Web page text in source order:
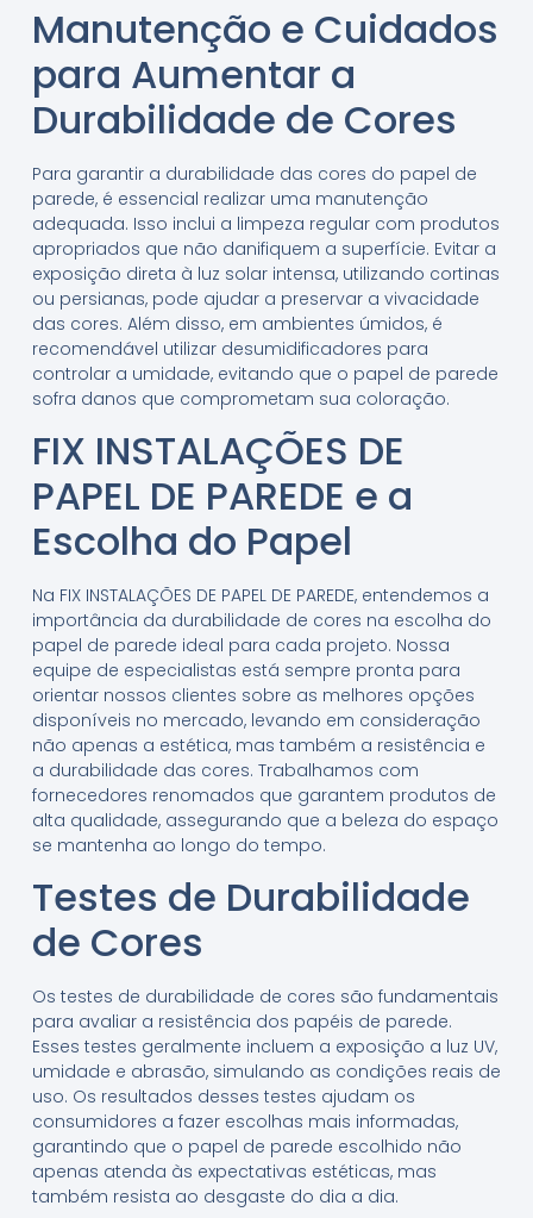
Manutenção e Cuidados
para Aumentar a
Durabilidade de Cores
Para garantir a durabilidade das cores do papel de
parede, é essencial realizar uma manutenção
adequada. Isso inclui a limpeza regular com produtos
apropriados que não danifiquem a superfície. Evitar a
exposição direta à luz solar intensa, utilizando cortinas
ou persianas, pode ajudar a preservar a vivacidade
das cores. Além disso, em ambientes úmidos, é
recomendável utilizar desumidificadores para
controlar a umidade, evitando que o papel de parede
sofra danos que comprometam sua coloração.
FIX INSTALAÇÕES DE
PAPEL DE PAREDE e a
Escolha do Papel
Na FIX INSTALAÇÕES DE PAPEL DE PAREDE, entendemos a
importância da durabilidade de cores na escolha do
papel de parede ideal para cada projeto. Nossa
equipe de especialistas está sempre pronta para
orientar nossos clientes sobre as melhores opções
disponíveis no mercado, levando em consideração
não apenas a estética, mas também a resistência e
a durabilidade das cores. Trabalhamos com
fornecedores renomados que garantem produtos de
alta qualidade, assegurando que a beleza do espaço
se mantenha ao longo do tempo.
Testes de Durabilidade
de Cores
Os testes de durabilidade de cores são fundamentais
para avaliar a resistência dos papéis de parede.
Esses testes geralmente incluem a exposição a luz UV,
umidade e abrasão, simulando as condições reais de
uso. Os resultados desses testes ajudam os
consumidores a fazer escolhas mais informadas,
garantindo que o papel de parede escolhido não
apenas atenda às expectativas estéticas, mas
também resista ao desgaste do dia a dia.